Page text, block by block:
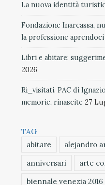
La nuova identità
Fondazione Inarcassa,
la professione
Libri e abitare:
2026
Ri_visitati. PAC di
memorie, rinascite 27
TAG
abitare
alejandro
anniversari
arte
biennale venezia 2016